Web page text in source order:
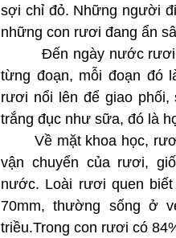
sợi chỉ đỏ. Những người
những con rươi đang ẩn
Đến ngày nước rươi,
từng đoạn, mỗi đoạn đó
rươi nổi lên để giao
trắng đục như sữa, đó là
Về mặt khoa học, rươi
vận chuyển của rươi,
nước. Loài rươi quen
70mm, thường sống ở
triều.Trong con rươi có